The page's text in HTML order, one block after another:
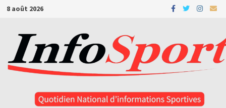
Passer
contenu
8 août 2026